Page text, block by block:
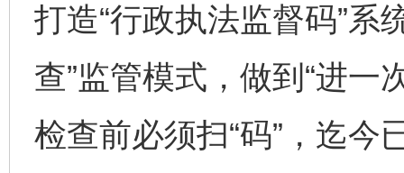
打造“行政执法监督码”系
查”监管模式，做到“进一
检查前必须扫“码”，迄